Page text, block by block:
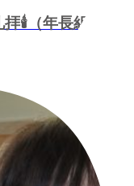
🕯（年長組）